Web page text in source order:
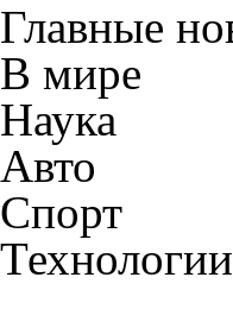
Главные
В мире
Наука
Авто
Спорт
Технологии